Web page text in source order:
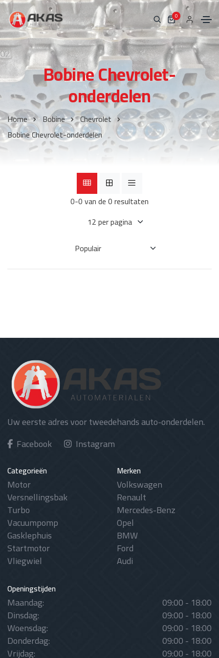
0
Bobine Chevrolet-
onderdelen
Home Bobine
Chevrolet
Bobine Chevrolet-onderdelen
0-0 van de 0 resultaten
Uw eerste adres voor tweedehands auto-onderdelen.
Facebook
Instagram
Categorieën
Motor
Versnellingsbak
Turbo
Vacuumpomp
Gasklephuis
Startmotor
Vliegwiel
Merken
Volkswagen
Renault
Mercedes-Benz
Opel
BMW
Ford
Audi
Openingstijden
Maandag: 09:00 - 18:00
Dinsdag: 09:00 - 18:00
Woensdag: 09:00 - 18:00
Donderdag: 09:00 - 18:00
Vrijdag: 09:00 - 18:00